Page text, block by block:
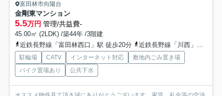
富田林市向陽台
金剛東マンション
5.5万円 管理/共益費-
45.00㎡ (2LDK) /築44年 /3階建
近鉄長野線「富田林西口」駅 徒歩20分
近鉄長野線「川西」駅 徒歩23分
駐輪場 CATV インターネット対応
敷地内ごみ置き場
バイク置場あり
公共下水